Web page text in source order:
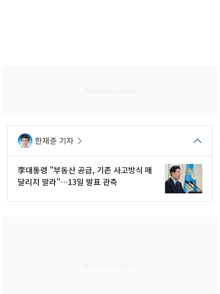
한재준 기자
李대통령 "부동산 공급, 기존 사고방식 매
달리지 말라"…13일 발표 관측